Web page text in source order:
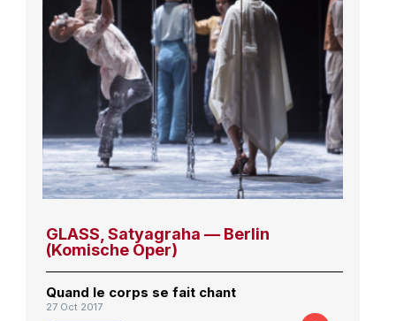
GLASS, Satyagraha — Berlin
(Komische Oper)
Quand le corps se fait chant
27 Oct 2017